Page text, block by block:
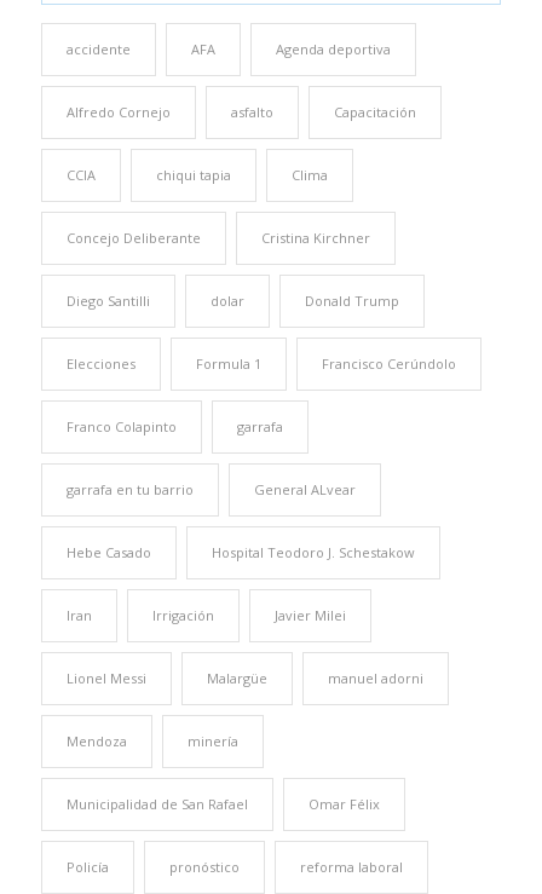
accidente AFA Agenda deportiva
Alfredo Cornejo asfalto Capacitación
CCIA chiqui tapia Clima
Concejo Deliberante Cristina Kirchner
Diego Santilli dolar Donald Trump
Elecciones Formula 1 Francisco Cerúndolo
Franco Colapinto garrafa
garrafa en tu barrio General ALvear
Hebe Casado Hospital Teodoro J. Schestakow
Iran Irrigación Javier Milei
Lionel Messi Malargüe manuel adorni
Mendoza minería
Municipalidad de San Rafael Omar Félix
Policía pronóstico reforma laboral